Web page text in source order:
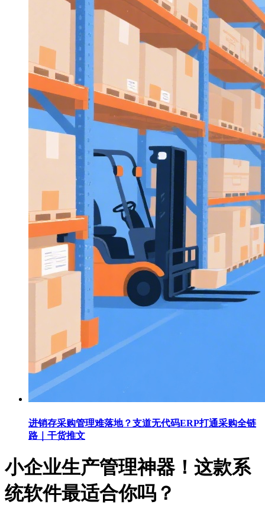
进销存采购管理难落地？支道无代码ERP打通采购全链
路｜干货推文
小企业生产管理神器！这款系
统软件最适合你吗？